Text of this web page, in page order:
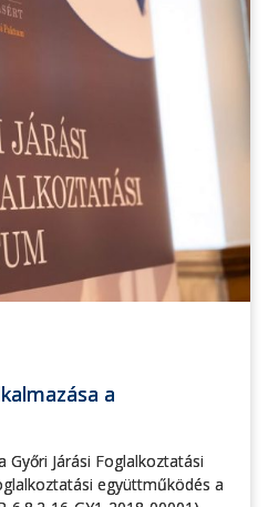
a
Járási Foglalkoztatási
együttműködés a